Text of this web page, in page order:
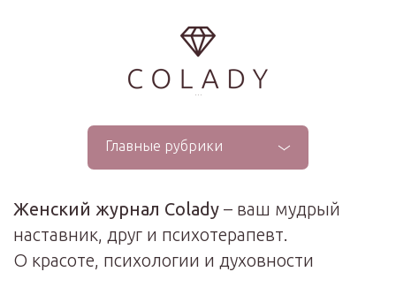
...
Главные рубрики
Женский журнал Colady – ваш мудрый
наставник, друг и психотерапевт.
О красоте, психологии и духовности